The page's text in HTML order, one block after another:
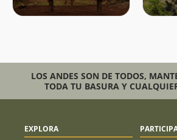
LOS ANDES SON DE TODOS,
TODA TU BASURA Y
EXPLORA